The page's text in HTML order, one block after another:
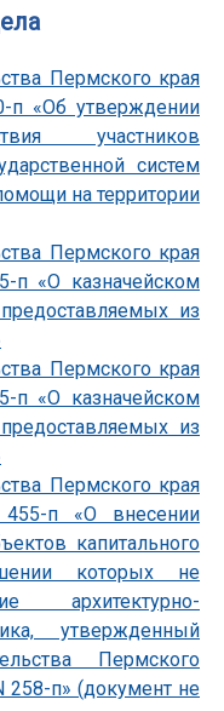
Пермского края
п «Об утверждении
участников
систем
на территории
Пермского края
п «О казначейском
из
Пермского края
п «О казначейском
из
Пермского края
п «О внесении
капитального
которых не
архитектурно-
утвержденный
Пермского
258-п» (документ не